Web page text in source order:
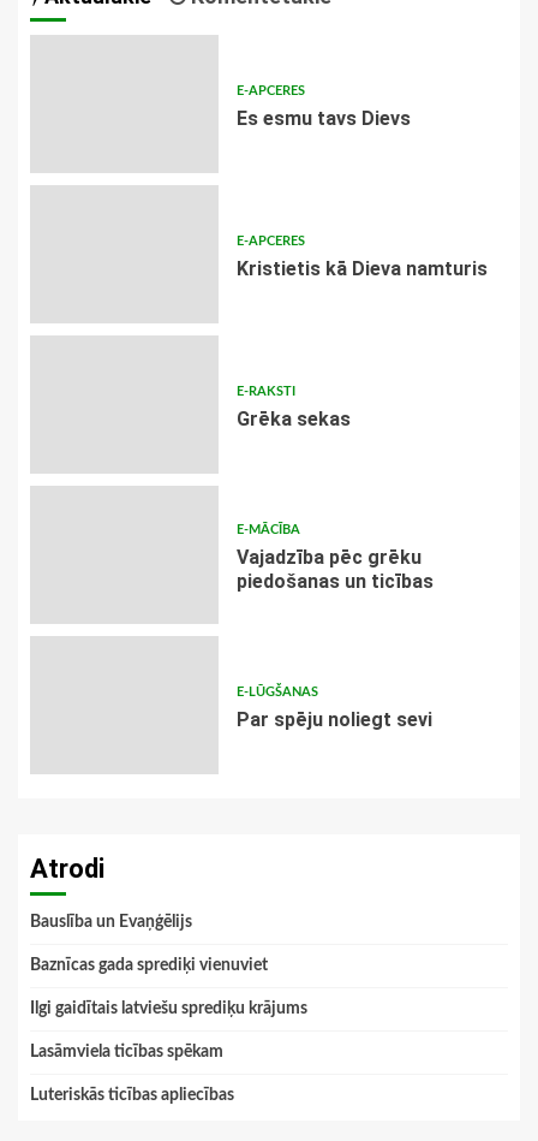
E-APCERES
Es esmu tavs Dievs
E-APCERES
Kristietis kā Dieva namturis
E-RAKSTI
Grēka sekas
E-MĀCĪBA
Vajadzība pēc grēku
piedošanas un ticības
E-LŪGŠANAS
Par spēju noliegt sevi
Atrodi
Bauslība un Evaņģēlijs
Baznīcas gada sprediķi vienuviet
Ilgi gaidītais latviešu sprediķu krājums
Lasāmviela ticības spēkam
Luteriskās ticības apliecības